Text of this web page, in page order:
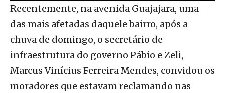
Recentemente, na avenida Guajajara, uma
das mais afetadas daquele bairro, após a
chuva de domingo, o secretário de
infraestrutura do governo Pábio e Zeli,
Marcus Vinícius Ferreira Mendes, convidou os
moradores que estavam reclamando nas